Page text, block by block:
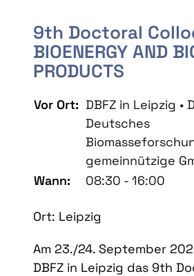
9th Doctoral
BIOENERGY AND
PRODUCTS
Vor Ort: DBFZ in Leipzig •
Deutsches
gemeinnützige
Wann:
08:30 - 16:00
Ort: Leipzig
Am 23./24. September
DBFZ in Leipzig das 9th